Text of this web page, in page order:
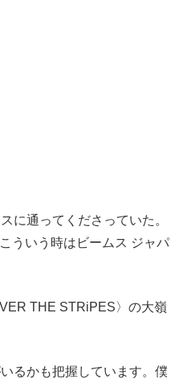
に通ってくださっていた。
ういう時はビームス ジャパ
THE STRiPES〉の大嶺
るかも把握しています。僕